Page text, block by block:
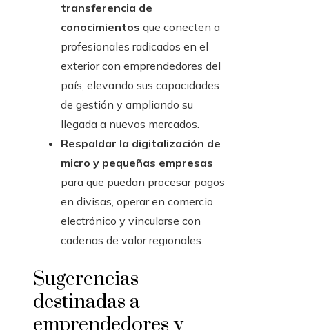
transferencia de
conocimientos que conecten a
profesionales radicados en el
exterior con emprendedores del
país, elevando sus capacidades
de gestión y ampliando su
llegada a nuevos mercados.
Respaldar la digitalización de
micro y pequeñas empresas
para que puedan procesar pagos
en divisas, operar en comercio
electrónico y vincularse con
cadenas de valor regionales.
Sugerencias
destinadas a
emprendedores y